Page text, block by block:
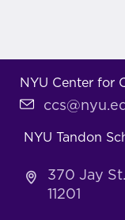
NYU Center for
NYU Tandon
370 Jay
11201